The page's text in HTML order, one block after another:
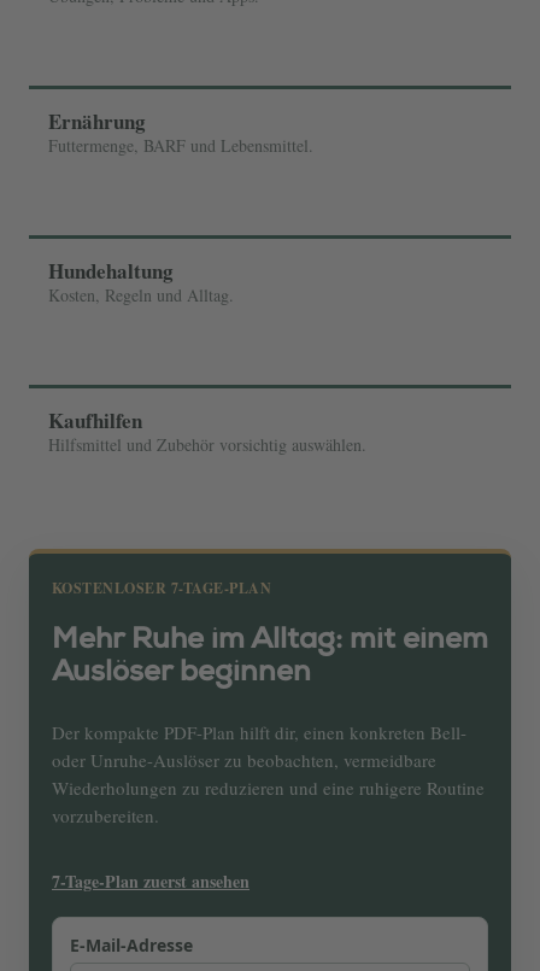
Ernährung
Futtermenge, BARF und Lebensmittel.
Hundehaltung
Kosten, Regeln und Alltag.
Kaufhilfen
Hilfsmittel und Zubehör vorsichtig auswählen.
KOSTENLOSER 7-TAGE-PLAN
Mehr Ruhe im Alltag: mit einem
Auslöser beginnen
Der kompakte PDF-Plan hilft dir, einen konkreten Bell-
oder Unruhe-Auslöser zu beobachten, vermeidbare
Wiederholungen zu reduzieren und eine ruhigere Routine
vorzubereiten.
7-Tage-Plan zuerst ansehen
E-Mail-Adresse